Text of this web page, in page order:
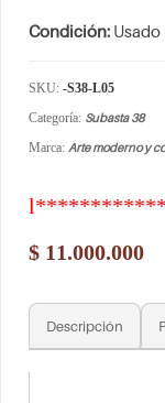
Condición: Usado
SKU: -S38-L05
Categoría: Subasta 38
Marca: Arte moderno y
$ 11.000.000
Descripción